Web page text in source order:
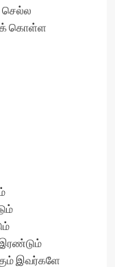
கொள்ள
இவர்களே